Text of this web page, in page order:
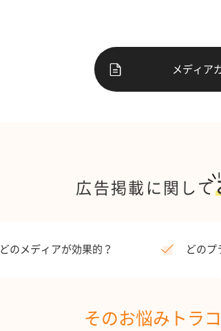
メディア
広告掲載に関して
どのメディアが効果的？ どのプ
そのお悩み トラ